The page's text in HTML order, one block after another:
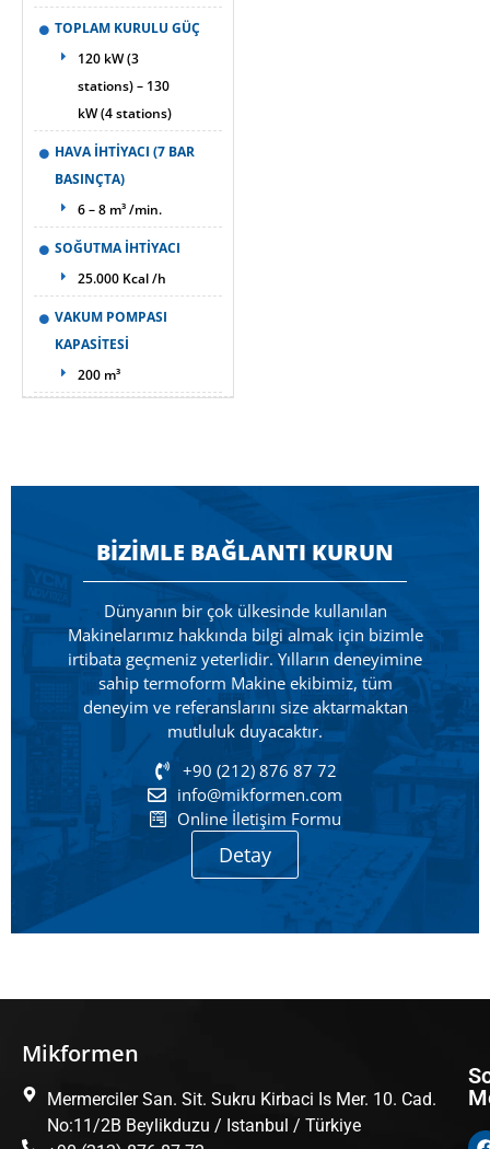
TOPLAM KURULU GÜÇ
120 kW (3
stations) – 130
kW (4 stations)
HAVA İHTİYACI (7 BAR
BASINÇTA)
6 – 8 m³ /min.
SOĞUTMA İHTİYACI
25.000 Kcal /h
VAKUM POMPASI
KAPASİTESİ
200 m³
BİZİMLE BAĞLANTI KURUN
Dünyanın bir çok ülkesinde kullanılan
Makinelarımız hakkında bilgi almak için bizimle
irtibata geçmeniz yeterlidir. Yılların deneyimine
sahip termoform Makine ekibimiz, tüm
deneyim ve referanslarını size aktarmaktan
mutluluk duyacaktır.
+90 (212) 876 87 72
info@mikformen.com
Online İletişim Formu
Detay
Mikformen
Mermerciler San. Sit. Sukru Kirbaci Is Mer. 10. Cad.
No:11/2B Beylikduzu / Istanbul / Türkiye